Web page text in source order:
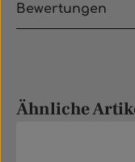
Bewertungen
Produktgalerie
Ähnliche